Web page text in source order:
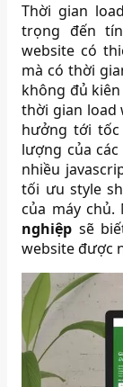
Thời gian
trọng đến
website có
mà có thời
không đủ
thời gian load
hưởng tới
lượng của
nhiều
tối ưu style
của máy chủ.
nghiệp sẽ
website được